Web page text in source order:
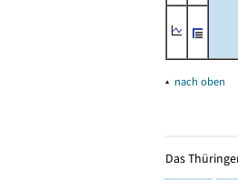
▴ nach oben
Das